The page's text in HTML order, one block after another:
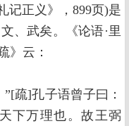
记正义》，899页)是
、武矣。《论语·里
》云：
疏]孔子语曾子曰：
下万理也。故王弼